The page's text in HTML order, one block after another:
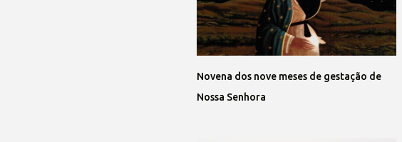
Novena dos nove meses de gestação de
Nossa Senhora